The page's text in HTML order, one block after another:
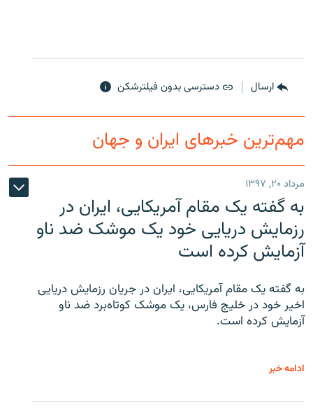
ارسال دسترسی بدون فیلترشکن
مهم‌ترین خبرهای ایران و جهان
مرداد ۲۰, ۱۳۹۷
به گفته یک مقام آمریکایی، ایران در
رزمایش دریایی خود یک موشک ضد ناو
آزمایش کرده است
به گفته یک مقام آمریکایی، ایران در جریان رزمایش دریایی
اخیر خود در خلیج فارس، یک موشک کوتاه‌برد ضد ناو
آزمایش کرده است.
ادامه خبر